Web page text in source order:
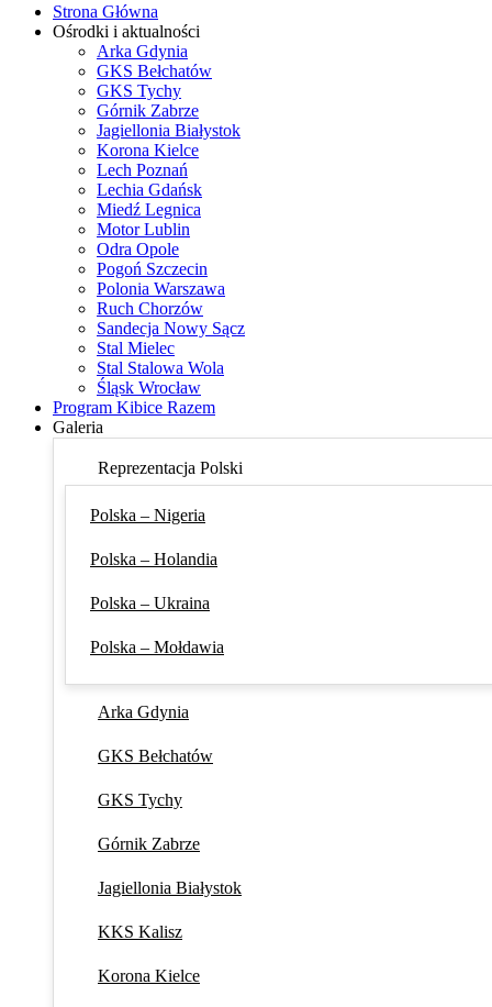
Strona Główna
Ośrodki i aktualności
Arka Gdynia
GKS Bełchatów
GKS Tychy
Górnik Zabrze
Jagiellonia Białystok
Korona Kielce
Lech Poznań
Lechia Gdańsk
Miedź Legnica
Motor Lublin
Odra Opole
Pogoń Szczecin
Polonia Warszawa
Ruch Chorzów
Sandecja Nowy Sącz
Stal Mielec
Stal Stalowa Wola
Śląsk Wrocław
Program Kibice Razem
Galeria
Reprezentacja Polski
Polska – Nigeria
Polska – Holandia
Polska – Ukraina
Polska – Mołdawia
Arka Gdynia
GKS Bełchatów
GKS Tychy
Górnik Zabrze
Jagiellonia Białystok
KKS Kalisz
Korona Kielce